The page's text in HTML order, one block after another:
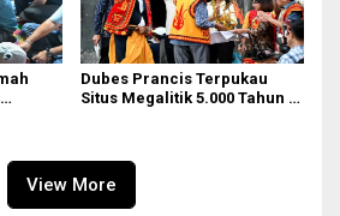
Dubes Prancis Terpukau
Situs Megalitik 5.000 Tahun di
View More